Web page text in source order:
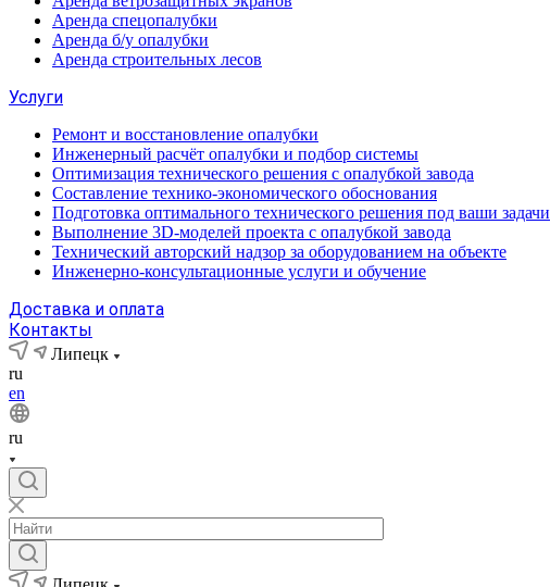
Аренда спецопалубки
Аренда б/у опалубки
Аренда строительных лесов
Услуги
Ремонт и восстановление опалубки
Инженерный расчёт опалубки и подбор системы
Оптимизация технического решения с опалубкой завода
Составление технико-экономического обоснования
Подготовка оптимального технического решения под ваши задачи
Выполнение 3D-моделей проекта с опалубкой завода
Технический авторский надзор за оборудованием на объекте
Инженерно-консультационные услуги и обучение
Доставка и оплата
Контакты
Липецк
ru
en
ru